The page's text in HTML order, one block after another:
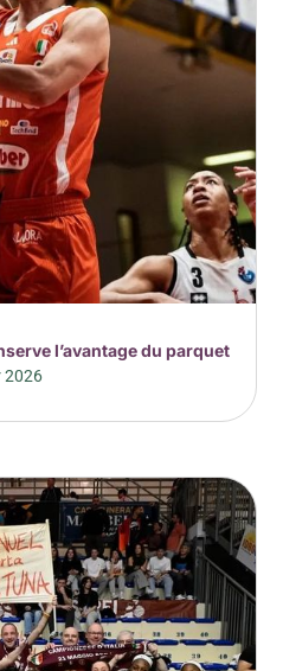
l’avantage du parquet
2026